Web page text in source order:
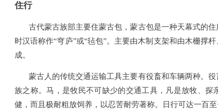
住行
古代蒙古族部主要住蒙古包，蒙古包是一种天幕式的住
时汉语称作“穹庐”或“毡包”。主要由木制支架和由木栅撑
成。
蒙古人的传统交通运输工具主要有役畜和车辆两种。役
族之称。马，是牧民不可缺少的交通工具，凡是放牧、
健，而且极耐粗放饲养，以忍苦耐劳著称。日行可达一百